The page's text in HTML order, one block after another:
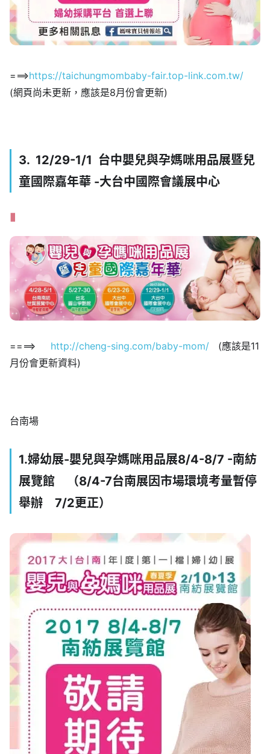
===>https://taichungmombaby-fair.top-link.com.tw/
(網頁尚未更新，應該是8月份會更新)
3. 12/29-1/1 台中嬰兒與孕媽咪用品展暨兒
童國際嘉年華 -大台中國際會議展中心
====> http://cheng-sing.com/baby-mom/ (應該是11
月份會更新資料)
台南場
1.婦幼展-嬰兒與孕媽咪用品展8/4-8/7 -南紡
展覽館 （8/4-7台南展因市場環境考量暫停
舉辦 7/2更正）